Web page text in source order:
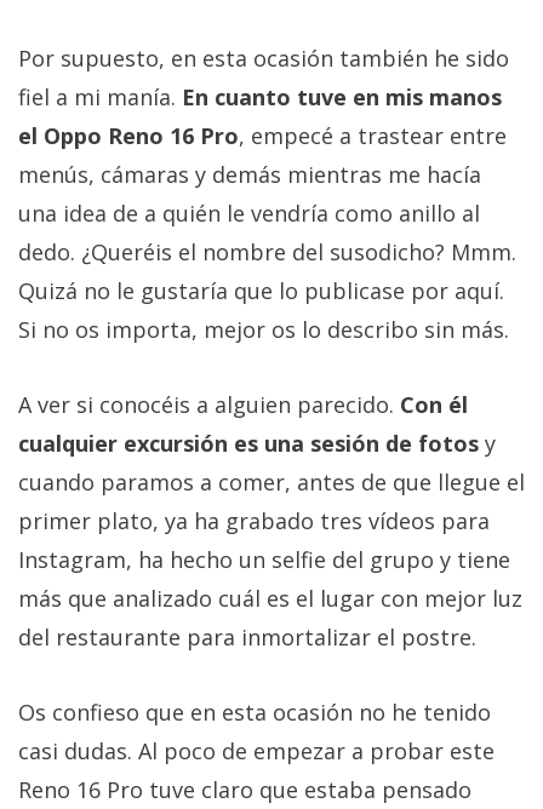
Por supuesto, en esta ocasión también he sido
fiel a mi manía. En cuanto tuve en mis manos
el Oppo Reno 16 Pro, empecé a trastear entre
menús, cámaras y demás mientras me hacía
una idea de a quién le vendría como anillo al
dedo. ¿Queréis el nombre del susodicho? Mmm.
Quizá no le gustaría que lo publicase por aquí.
Si no os importa, mejor os lo describo sin más.
A ver si conocéis a alguien parecido. Con él
cualquier excursión es una sesión de fotos y
cuando paramos a comer, antes de que llegue el
primer plato, ya ha grabado tres vídeos para
Instagram, ha hecho un selfie del grupo y tiene
más que analizado cuál es el lugar con mejor luz
del restaurante para inmortalizar el postre.
Os confieso que en esta ocasión no he tenido
casi dudas. Al poco de empezar a probar este
Reno 16 Pro tuve claro que estaba pensado